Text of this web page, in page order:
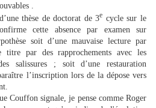
.
thèse de doctorat de 3e cycle sur le
cette absence par examen sur
soit d’une mauvaise lecture par
par des rapprochements avec les
salissures ; soit d’une restauration
l’inscription lors de la dépose vers
Couffon signale, je pense comme Roger